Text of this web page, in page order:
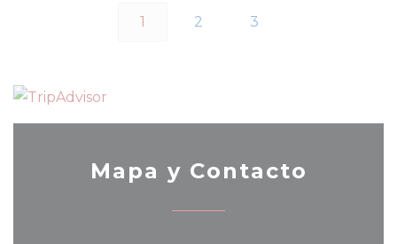
1 2 3
Mapa y Contacto